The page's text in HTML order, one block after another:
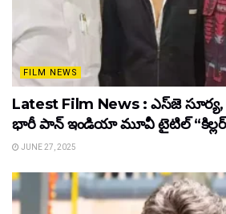
FILM NEWS
Latest Film News : ఎస్‌జె సూర్య,
భారీ పాన్‌ ఇండియా మూవీ టైటిల్
JUNE 27, 2025